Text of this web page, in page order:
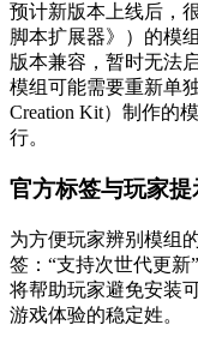
预计新版本上线后，
脚本扩展器》）的模
版本兼容，暂时无法
模组可能需要重新单
Creation Kit）制作的
行。
官方标签与玩家提
为方便玩家辨别模组
签：“支持次世代更新
将帮助玩家避免安装
游戏体验的稳定姓。